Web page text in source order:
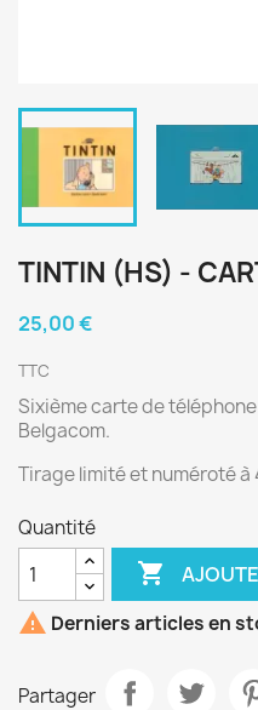
TINTIN (HS) -
25,00 €
TTC
Sixième carte de
Belgacom.
Tirage limité et numéroté
Quantité

 Derniers articles en
Partager